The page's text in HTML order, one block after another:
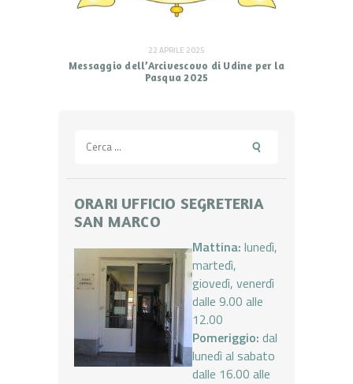
22 APRILE 2025
Messaggio dell’Arcivescovo di Udine per la
Pasqua 2025
per:
ORARI UFFICIO SEGRETERIA
SAN MARCO
Mattina: lunedì,
martedì,
giovedì, venerdì
dalle 9.00 alle
12.00
Pomeriggio: dal
lunedì al sabato
dalle 16.00 alle